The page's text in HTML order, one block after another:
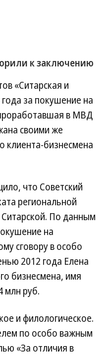
к заключению
«Ситарская и
за покушение на
в МВД
своими же
клиента-бизнесмена
что Советский
региональной
Ситарской. По данным
на
сговору в особо
2012 года Елена
бизнесмена, имя
млн руб.
и филологическое.
по особо важным
«За отличия в